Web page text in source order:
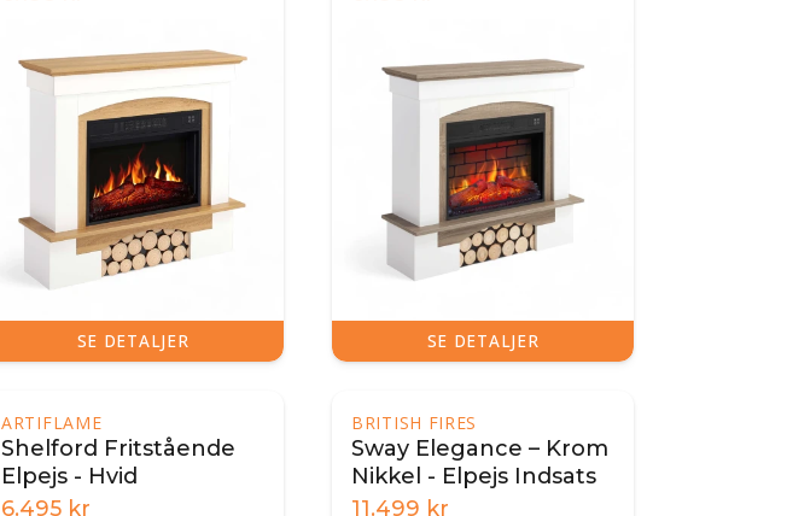
SE DETALJER SE DETALJER
ARTIFLAME
Shelford Fritstående
Elpejs - Hvid
6.495 kr
BRITISH FIRES
Sway Elegance – Krom
Nikkel - Elpejs Indsats
11.499 kr